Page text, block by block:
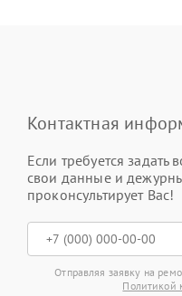
Контактная
Если требуется задать
свои данные и
проконсультирует Вас!
Отправляя заявку на
Политикой